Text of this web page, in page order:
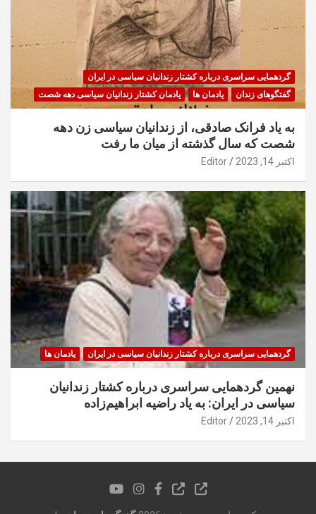
گردهمایی سراسری درباره کشتار زندانیان سیاسی در ایران
گفتگوهای زندان
یادمان ها یادمان کشتار زندانیان سیاسی دهه شصت
به یاد فرانک صادقی، از زندانیان سیاسی زن دهه
شصت که سال گذشته از میان ما رفت
اکتبر 14, 2023 Editor
گردهمایی سراسری درباره کشتار زندانیان سیاسی در ایران یادمان ها
نهمین گردهمایی سراسری درباره کشتار زندانیان
سیاسی در ایران: به یاد راضیه ابراهیم‌زاده
اکتبر 14, 2023 Editor